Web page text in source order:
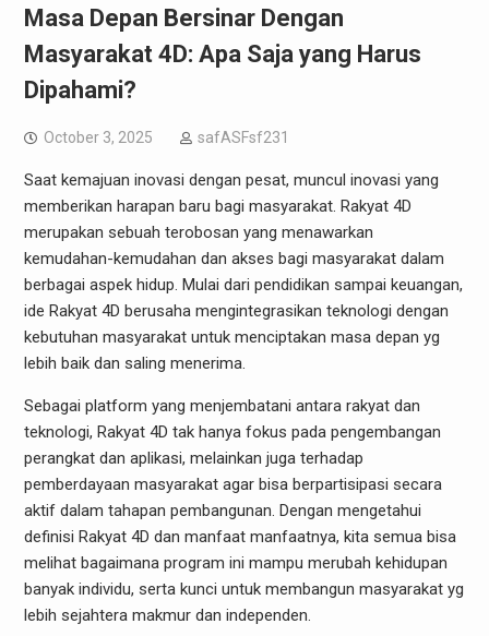
Masa Depan Bersinar Dengan
Masyarakat 4D: Apa Saja yang Harus
Dipahami?
October 3, 2025 safASFsf231
Saat kemajuan inovasi dengan pesat, muncul inovasi yang
memberikan harapan baru bagi masyarakat. Rakyat 4D
merupakan sebuah terobosan yang menawarkan
kemudahan-kemudahan dan akses bagi masyarakat dalam
berbagai aspek hidup. Mulai dari pendidikan sampai keuangan,
ide Rakyat 4D berusaha mengintegrasikan teknologi dengan
kebutuhan masyarakat untuk menciptakan masa depan yg
lebih baik dan saling menerima.
Sebagai platform yang menjembatani antara rakyat dan
teknologi, Rakyat 4D tak hanya fokus pada pengembangan
perangkat dan aplikasi, melainkan juga terhadap
pemberdayaan masyarakat agar bisa berpartisipasi secara
aktif dalam tahapan pembangunan. Dengan mengetahui
definisi Rakyat 4D dan manfaat manfaatnya, kita semua bisa
melihat bagaimana program ini mampu merubah kehidupan
banyak individu, serta kunci untuk membangun masyarakat yg
lebih sejahtera makmur dan independen.